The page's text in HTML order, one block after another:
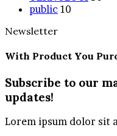
public 10
Newsletter
With Product You
Subscribe to our
updates!
Lorem ipsum dolor sit